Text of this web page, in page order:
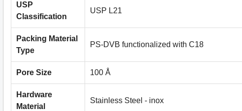
USP
Classification
USP L21
Packing Material
Type
PS-DVB functionalized with C18
Pore Size 100 Å
Hardware
Material
Stainless Steel - inox